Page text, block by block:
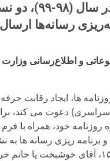
مدیران مسئول روزنامه‌ها، برای شرکت در
و اطلاع‌رسانی
ها، ایجاد رقابت
سراسری) دعوت می کند،
روزنامه خود، همراه با
جاری به دفتر مطالعات و برنامه ریزی
خیابان شهید بهشتی، خیابان پاکستان، کوچه دوم، پلاک یازده، طبقه دوم، کد پستی: